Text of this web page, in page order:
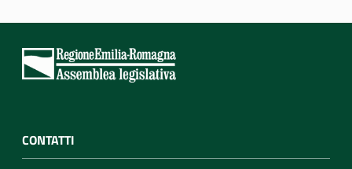
Attività
Argomenti
CONTATTI